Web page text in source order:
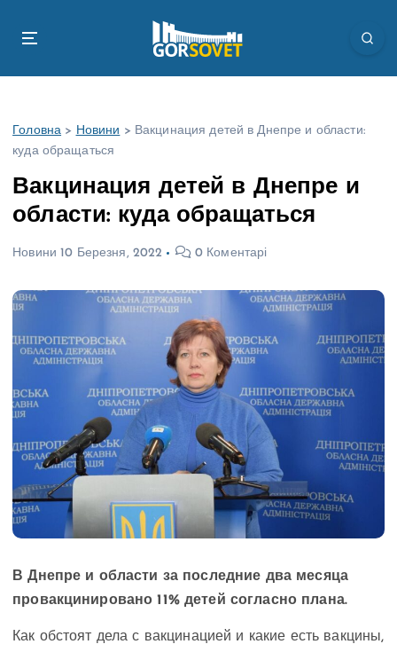
Головна > Новини > Вакцинация детей в Днепре и области:
куда обращаться
Вакцинация детей в Днепре и
области: куда обращаться
Новини 10 Березня, 2022 0 Коментарі
В Днепре и области за последние два месяца
провакцинировано 11% детей согласно плана.
Как обстоят дела с вакцинацией и какие есть вакцины,